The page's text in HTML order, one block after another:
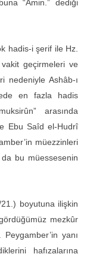
“Âmin.” dediği
hadis-i şerif ile Hz.
geçirmeleri ve
nedeniyle Ashâb-ı
en fazla hadis
arasında
Ebu Saîd el-Hudrî
müezzinleri
bu müessesenin
boyutuna ilişkin
mezkûr
yanı
hafızalarına